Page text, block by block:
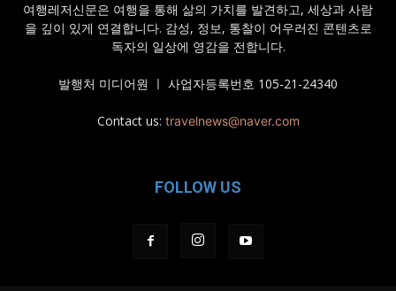
여행레저신문은 여행을 통해 삶의 가치를 발견하고, 세상과 사람
을 깊이 있게 연결합니다. 감성, 정보, 통찰이 어우러진 콘텐츠로
독자의 일상에 영감을 전합니다.
발행처 미디어원 ㅣ 사업자등록번호 105-21-24340
Contact us: travelnews@naver.com
FOLLOW US